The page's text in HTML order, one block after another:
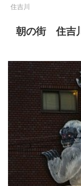
住吉川
朝の街 住吉川